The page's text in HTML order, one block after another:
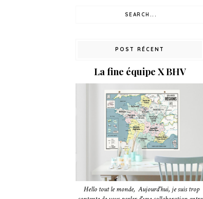
POST RÉCENT
La fine équipe X BHV
Hello tout le monde, Aujourd'hui, je suis trop